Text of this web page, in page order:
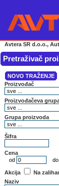
Avtera SR d.o.o.,
Pretraživač